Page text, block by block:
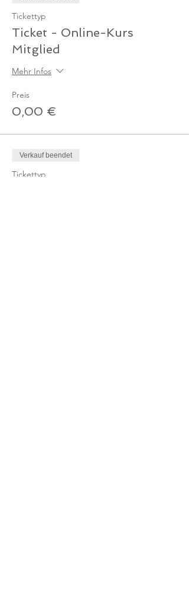
Tickettyp
Ticket - Online-Kurs
Mitglied
Mehr Infos
Preis
0,00 €
Verkauf beendet
Tickettyp